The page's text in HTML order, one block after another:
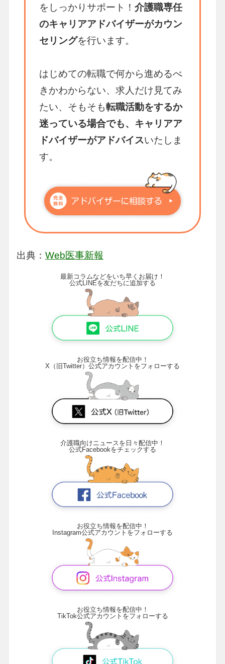
をしっかりサポート！ 介護職専任
のキャリアアドバイザーがカウン
セリングを行います。
はじめての転職で何から進めるべ
きかわからない、求人だけ見てみ
たい、そもそも転職活動をするか
迷っている場合でも、キャリアア
ドバイザーがアドバイスいたしま
す。
出典： Web医事新報
最新コラムなどをいち早くお届け！
公式LINEを友だちに追加する
お役立ち情報を配信中！
X（旧Twitter）公式アカウントをフォローする
介護職向けニュースを日々配信中！
公式Facebookをチェックする
お役立ち情報を配信中！
Instagram公式アカウントをフォローする
お役立ち情報を配信中！
TikTok公式アカウントをフォローする